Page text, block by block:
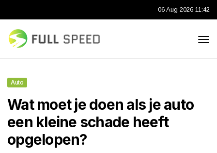
06 Aug 2026 11:42
Auto
Wat moet je doen als je auto
een kleine schade heeft
opgelopen?